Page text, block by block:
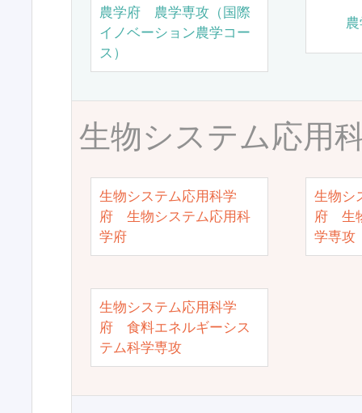
農学府 農学専攻（国際
イノベーション農学コー
ス）
生物システム応用
生物システム応用科学
府 生物システム応用科
学府
生物シ
府 生
学専攻
生物システム応用科学
府 食料エネルギーシス
テム科学専攻